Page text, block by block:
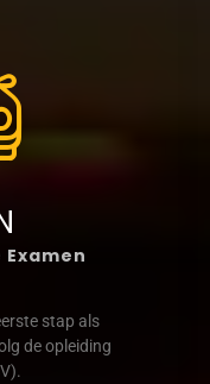
stap als
de opleiding